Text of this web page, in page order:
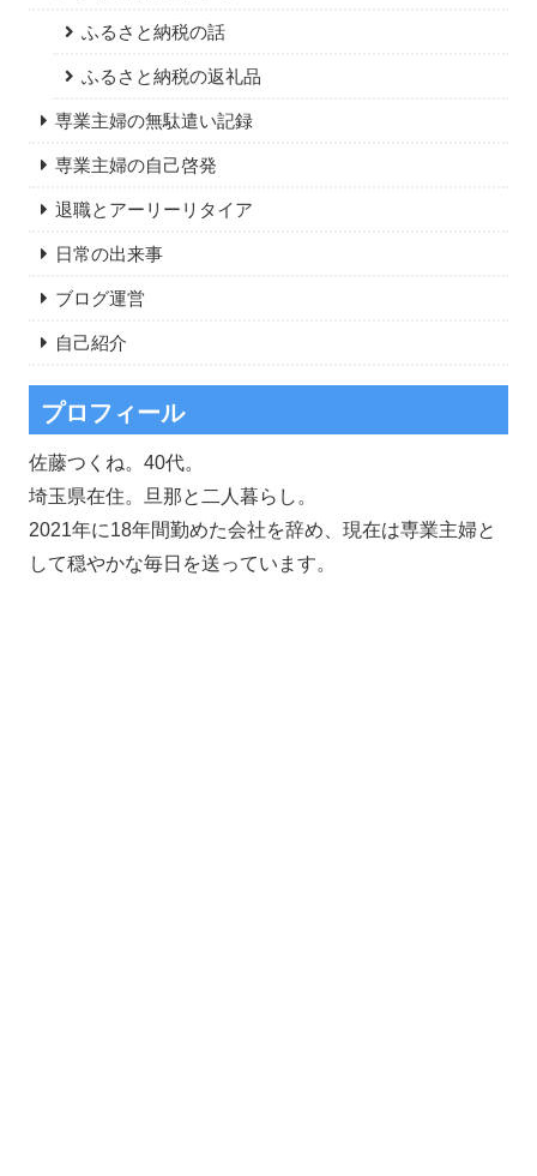
ふるさと納税の話
ふるさと納税の返礼品
専業主婦の無駄遣い記録
専業主婦の自己啓発
退職とアーリーリタイア
日常の出来事
ブログ運営
自己紹介
プロフィール
佐藤つくね。40代。
埼玉県在住。旦那と二人暮らし。
2021年に18年間勤めた会社を辞め、現在は専業主婦と
して穏やかな毎日を送っています。